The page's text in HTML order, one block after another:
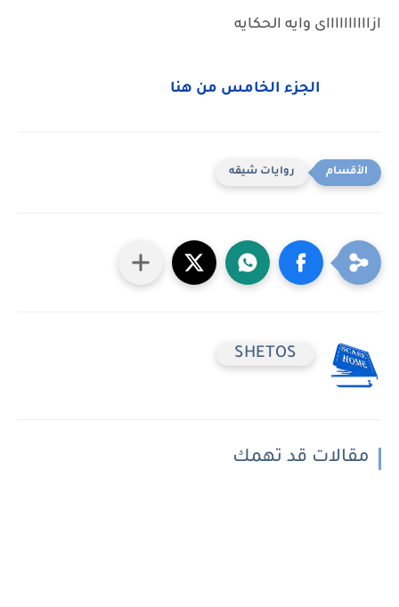
ازااااااااااى وايه الحكايه
الجزء الخامس من هنا
روايات شيقه
SHETOS
مقالات قد تهمك